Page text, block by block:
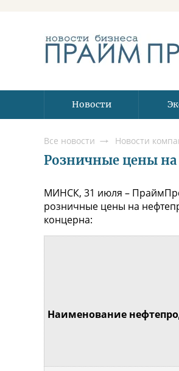
Новости
Все новости Новости
Розничные цены на
МИНСК, 31 июля –
розничные цены на
концерна:
Наименование